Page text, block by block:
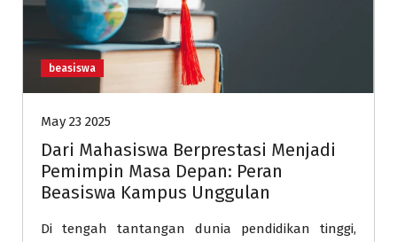
beasiswa
May 23 2025
Dari Mahasiswa Berprestasi Menjadi
Pemimpin Masa Depan: Peran
Beasiswa Kampus Unggulan
Di tengah tantangan dunia pendidikan tinggi,